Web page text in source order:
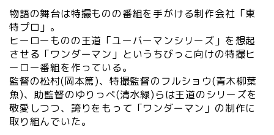
物語の舞台は特撮ものの番組を手がける制作会社「東
特プロ」。
ヒーローものの王道「ユーバーマンシリーズ」を想起
させる「ワンダーマン」というちびっこ向けの特撮ヒ
ーロー番組を作っている。
監督の松村(岡本篤)、特撮監督のフルショウ(青木柳葉
魚)、助監督のゆりっぺ(清水緑)らは王道のシリーズを
敬愛しつつ、誇りをもって「ワンダーマン」の制作に
取り組んでいた。